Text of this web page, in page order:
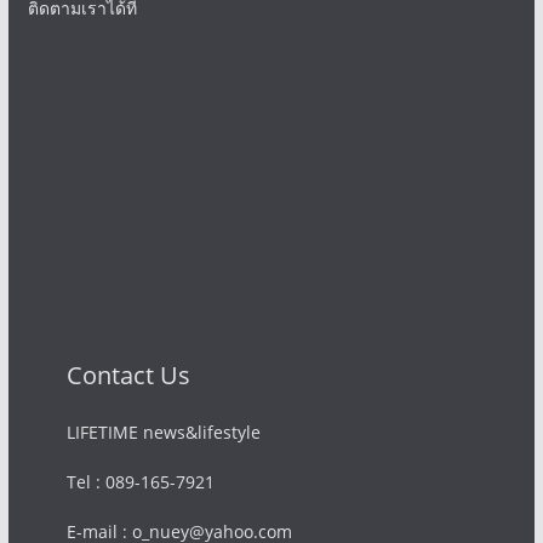
ติดตามเราได้ที่
Contact Us
LIFETIME news&lifestyle
Tel : 089-165-7921
E-mail : o_nuey@yahoo.com